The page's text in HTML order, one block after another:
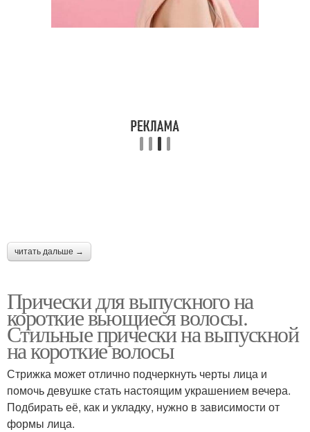
Прически на новый год
волосы
Пучок для выпускного
вечера
читать дальше →
Прически для выпускного на
короткие вьющиеся волосы.
Стильные прически на выпускной
на короткие волосы
Стрижка может отлично подчеркнуть черты лица и
помочь девушке стать настоящим украшением вечера.
Подбирать её, как и укладку, нужно в зависимости от
формы лица.